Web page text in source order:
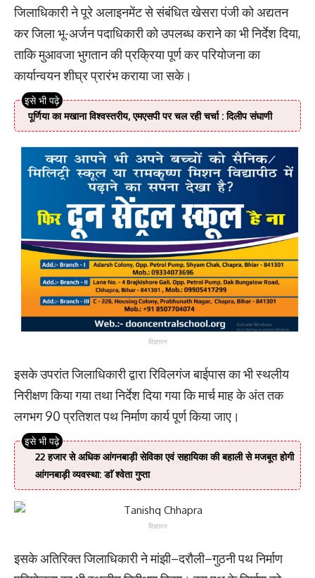
जिलाधिकारी ने पूरे अलाइनमेंट से संबंधित खेसरा पंजी को अद्यतन
कर जिला भू-अर्जन पदाधिकारी को उपलब्ध कराने का भी निर्देश दिया,
ताकि मुआवजा भुगतान की प्रक्रिया पूर्ण कर परियोजना का
कार्यान्वयन शीघ्र प्रारंभ कराया जा सके।
पूर्णिया का मखाना विश्वस्तरीय, एमएसपी पर चल रही चर्चा : दिलीप संघाणी
विज्ञापन
इसके उपरांत जिलाधिकारी द्वारा रिविलगंज बाईपास का भी स्थलीय
निरीक्षण किया गया तथा निर्देश दिया गया कि मार्च माह के अंत तक
लगभग 90 प्रतिशत पथ निर्माण कार्य पूर्ण किया जाए।
22 हजार से अधिक आंगनबाड़ी सेविका एवं सहायिका की बहाली से मजबूत होगी
आंगनबाड़ी व्यवस्था: डाॅ श्वेता गुप्ता
विज्ञापन
इसके अतिरिक्त जिलाधिकारी ने मांझी–दरौली–गुठनी पथ निर्माण